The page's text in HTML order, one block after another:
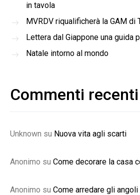
in tavola
MVRDV riqualificherà la GAM di
Lettera dal Giappone una guida
Natale intorno al mondo
Commenti recenti
Unknown su Nuova vita agli scarti
Anonimo su Come decorare la casa
Anonimo su Come arredare gli